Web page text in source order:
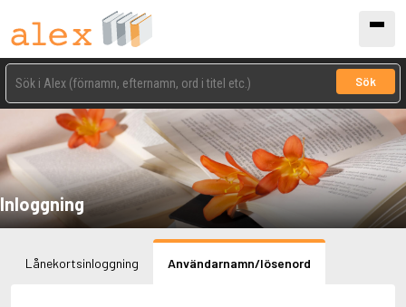
Sök
Inloggning
Lånekortsinloggning Användarnamn/lösenord